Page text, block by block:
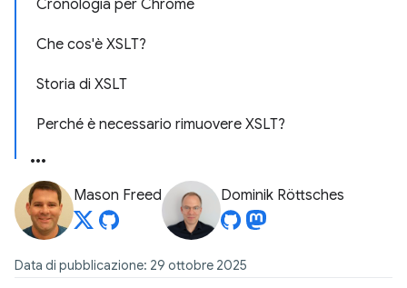
Cronologia per Chrome
Che cos'è XSLT?
Storia di XSLT
Perché è necessario rimuovere XSLT?
Mason Freed Dominik Röttsches
Data di pubblicazione: 29 ottobre 2025